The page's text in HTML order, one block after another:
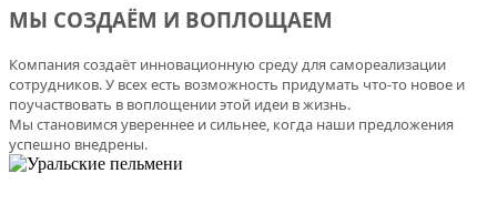
МЫ СОЗДАЁМ И ВОПЛОЩАЕМ
Компания создаёт инновационную среду для самореализации
сотрудников. У всех есть возможность придумать что-то новое и
поучаствовать в воплощении этой идеи в жизнь.
Мы становимся увереннее и сильнее, когда наши предложения
успешно внедрены.